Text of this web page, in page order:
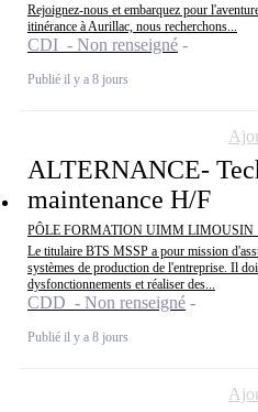
Rejoignez-nous et embarquez pour
itinérance à Aurillac, nous recherchons...
CDI - Non renseigné
Publié il y a 8 jours
ALTERNANCE-
maintenance H/F
PÔLE FORMATION UIMM
Le titulaire BTS MSSP a pour mission
systèmes de production de l'entreprise. Il
dysfonctionnements et réaliser des...
CDD - Non renseigné
Publié il y a 8 jours